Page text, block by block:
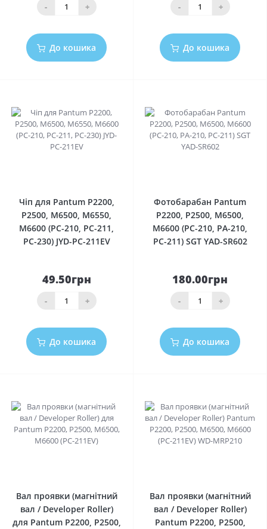
- +
До кошика
- +
До кошика
Чіп для Pantum P2200,
P2500, M6500, M6550,
M6600 (PC-210, PC-211,
PC-230) JYD-PC-211EV
49.50грн
- +
До кошика
Фотобарабан Pantum
P2200, P2500, M6500,
M6600 (PC-210, PA-210,
PC-211) SGT YAD-SR602
180.00грн
- +
До кошика
Вал проявки (магнітний
вал / Developer Roller)
для Pantum P2200, P2500,
Вал проявки (магнітний
вал / Developer Roller)
Pantum P2200, P2500,